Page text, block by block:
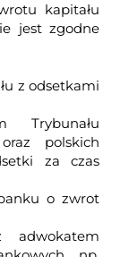
kapitału
jest zgodne
z odsetkami
Trybunału
polskich
za czas
o zwrot
adwokatem